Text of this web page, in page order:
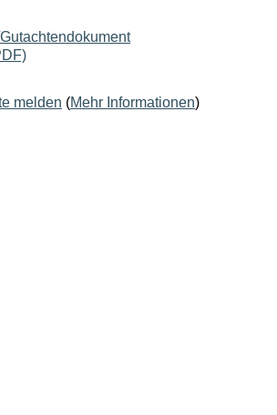
melden (Mehr Informationen)